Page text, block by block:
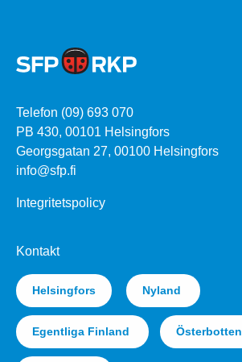
Telefon (09) 693 070
PB 430, 00101 Helsingfors
Georgsgatan 27, 00100 Helsingfors
info@sfp.fi
Integritetspolicy
Kontakt
Helsingfors Nyland
Egentliga Finland Österbotten